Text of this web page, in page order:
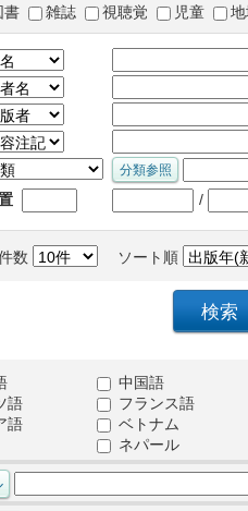
書 雑誌 視聴覚 児童
/
数 ソート順
中国語
語
フランス語
語
ベトナム
ネパール